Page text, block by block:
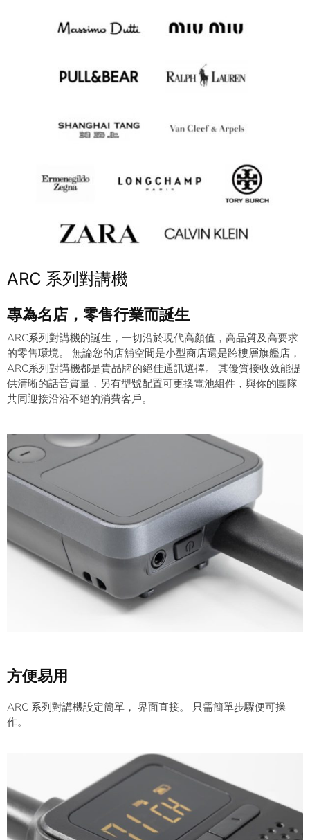
ARC 系列對講機
專為名店，零售行業而誕生
ARC系列對講機的誕生，一切沿於現代高顏值，高品質及高要求
的零售環境。 無論您的店舖空間是小型商店還是跨樓層旗艦店，
ARC系列對講機都是貴品牌的絕佳通訊選擇。 其優質接收效能提
供清晰的話音質量，另有型號配置可更換電池組件，與你的團隊
共同迎接沿沿不絕的消費客戶。
方便易用
ARC 系列對講機設定簡單， 界面直接。 只需簡單步驟便可操
作。